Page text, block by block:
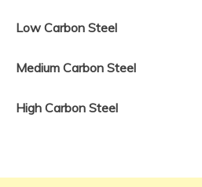
Low Carbon Steel
Medium Carbon Steel
High Carbon Steel